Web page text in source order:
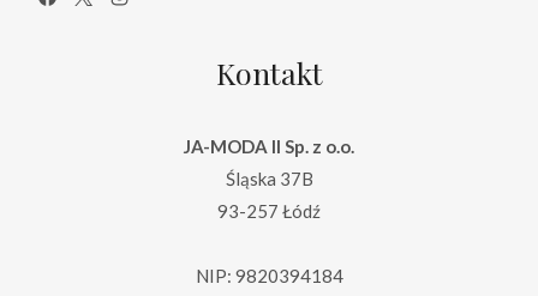
Kontakt
JA-MODA II Sp. z o.o.
Śląska 37B
93-257 Łódź
NIP: 9820394184